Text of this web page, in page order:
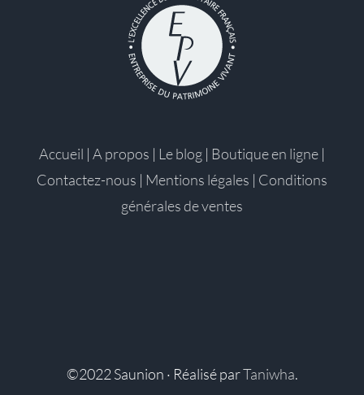
Accueil | A propos | Le blog | Boutique en ligne |
Contactez-nous | Mentions légales | Conditions
générales de ventes
©2022 Saunion · Réalisé parTaniwha.